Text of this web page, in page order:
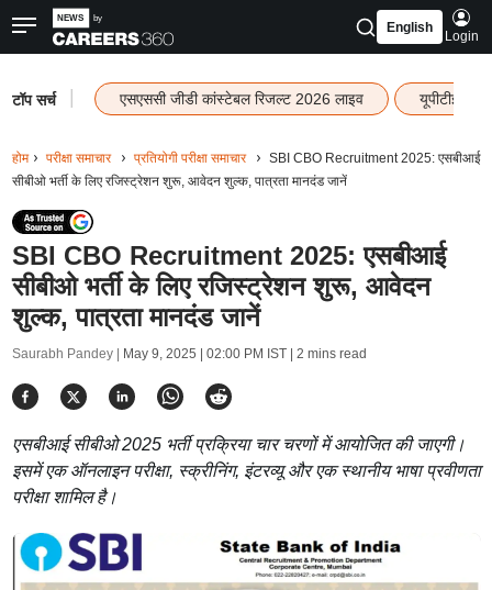
English
Login
टॉप सर्च एसएससी जीडी कांस्टेबल रिजल्ट 2026 लाइव यूपीटीईटी
होम परीक्षा समाचार प्रतियोगी परीक्षा समाचार
SBI CBO Recruitment 2025: एसबीआई
सीबीओ भर्ती के लिए रजिस्ट्रेशन शुरू, आवेदन शुल्क, पात्रता मानदंड जानें
SBI CBO Recruitment 2025: एसबीआई
सीबीओ भर्ती के लिए रजिस्ट्रेशन शुरू, आवेदन
शुल्क, पात्रता मानदंड जानें
Saurabh Pandey | May 9, 2025 | 02:00 PM IST| 2 mins read
एसबीआई सीबीओ 2025 भर्ती प्रक्रिया चार चरणों में आयोजित की जाएगी।
इसमें एक ऑनलाइन परीक्षा, स्क्रीनिंग, इंटरव्यू और एक स्थानीय भाषा प्रवीणता
परीक्षा शामिल है।